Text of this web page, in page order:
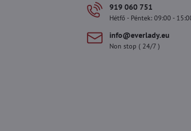
919 060 751
Hétfő - Péntek: 09:00 -
info​@everlady​.eu
Non stop ( 24/7 )